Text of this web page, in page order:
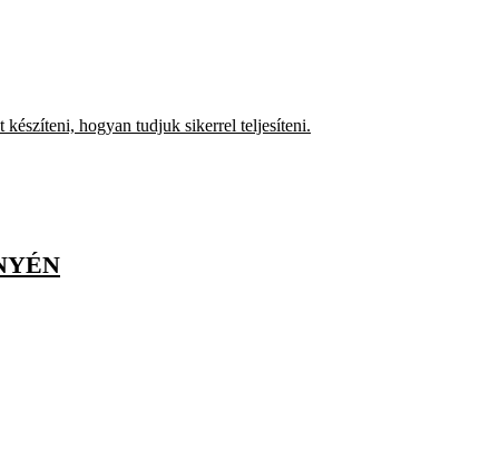
készíteni, hogyan tudjuk sikerrel teljesíteni.